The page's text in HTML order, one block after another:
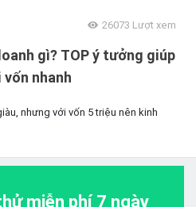
26073 Lượt xem
gì? TOP ý tưởng giúp
nhanh
nhưng với vốn 5 triệu nên kinh
miễn phí 7 ngày